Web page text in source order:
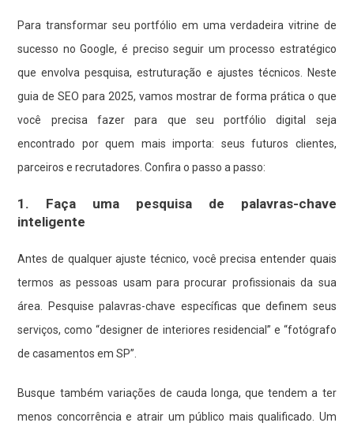
Para transformar seu portfólio em uma verdadeira vitrine de
sucesso no Google, é preciso seguir um processo estratégico
que envolva pesquisa, estruturação e ajustes técnicos. Neste
guia de SEO para 2025, vamos mostrar de forma prática o que
você precisa fazer para que seu portfólio digital seja
encontrado por quem mais importa: seus futuros clientes,
parceiros e recrutadores. Confira o passo a passo:
1. Faça uma pesquisa de palavras-chave
inteligente
Antes de qualquer ajuste técnico, você precisa entender quais
termos as pessoas usam para procurar profissionais da sua
área. Pesquise palavras-chave específicas que definem seus
serviços, como “designer de interiores residencial” e “fotógrafo
de casamentos em SP”.
Busque também variações de cauda longa, que tendem a ter
menos concorrência e atrair um público mais qualificado. Um